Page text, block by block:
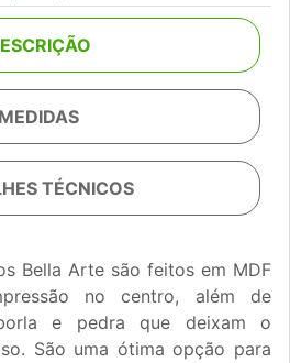
MEDIDAS
TÉCNICOS
Bella Arte são feitos em MDF
no centro, além de
e pedra que deixam o
São uma ótima opção para